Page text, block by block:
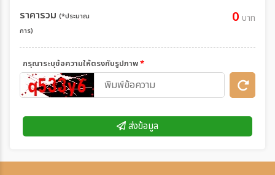
ราคารวม (*ประมาณ
การ)
0 บาท
กรุณาระบุข้อความให้ตรงกับรูปภาพ*
ส่งข้อมูล